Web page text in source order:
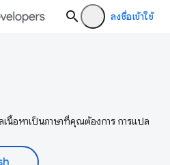
ลงชื่อเข้าใช้
เนื้อหาเป็นภาษาที่คุณต้องการ การแปล